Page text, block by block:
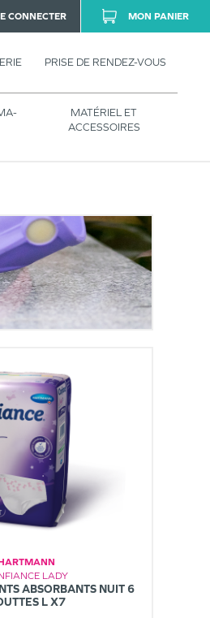
PRISE DE RENDEZ-VOUS
MATÉRIEL ET
ACCESSOIRES
CONNECTER MON PANIER
LADY
ABSORBANTS NUIT 6
L X7